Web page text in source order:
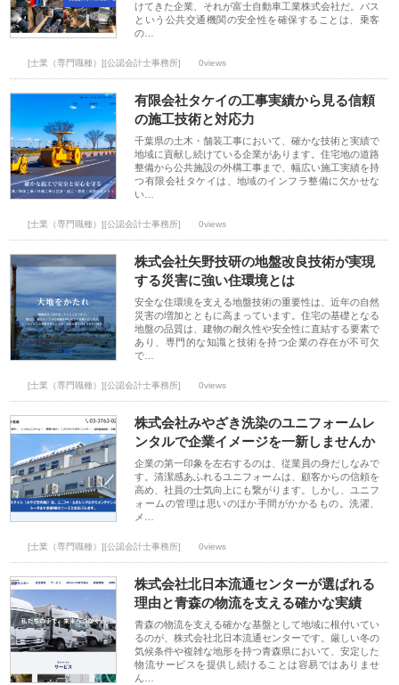
けてきた企業、それが富士自動車工業株式会社だ。バス
という公共交通機関の安全性を確保することは、乗客
の…
[士業（専門職種）][公認会計士事務所] 0views
有限会社タケイの工事実績から見る信頼
の施工技術と対応力
千葉県の土木・舗装工事において、確かな技術と実績で
地域に貢献し続けている企業があります。住宅地の道路
整備から公共施設の外構工事まで、幅広い施工実績を持
つ有限会社タケイは、地域のインフラ整備に欠かせな
い…
[士業（専門職種）][公認会計士事務所] 0views
株式会社矢野技研の地盤改良技術が実現
する災害に強い住環境とは
安全な住環境を支える地盤技術の重要性は、近年の自然
災害の増加とともに高まっています。住宅の基礎となる
地盤の品質は、建物の耐久性や安全性に直結する要素で
あり、専門的な知識と技術を持つ企業の存在が不可欠
で…
[士業（専門職種）][公認会計士事務所] 0views
株式会社みやざき洗染のユニフォームレ
ンタルで企業イメージを一新しませんか
企業の第一印象を左右するのは、従業員の身だしなみで
す。清潔感あふれるユニフォームは、顧客からの信頼を
高め、社員の士気向上にも繋がります。しかし、ユニフ
ォームの管理は思いのほか手間がかかるもの。洗濯、
メ…
[士業（専門職種）][公認会計士事務所] 0views
株式会社北日本流通センターが選ばれる
理由と青森の物流を支える確かな実績
青森の物流を支える確かな基盤として地域に根付いてい
るのが、株式会社北日本流通センターです。厳しい冬の
気候条件や複雑な地形を持つ青森県において、安定した
物流サービスを提供し続けることは容易ではありませ
ん…